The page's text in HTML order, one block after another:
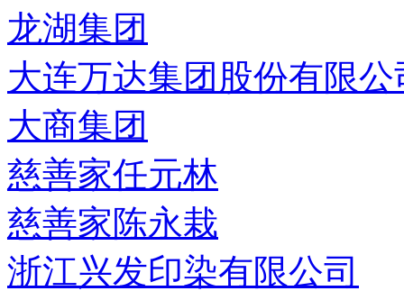
龙湖集团
大连万达集团股份有限公
大商集团
慈善家任元林
慈善家陈永栽
浙江兴发印染有限公司